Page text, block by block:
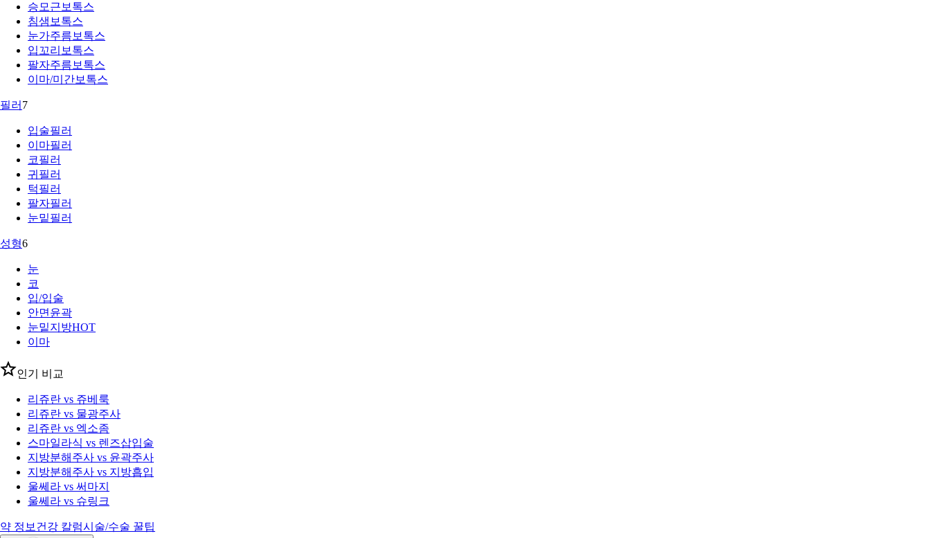
승모근보톡스
침샘보톡스
눈가주름보톡스
입꼬리보톡스
팔자주름보톡스
이마/미간보톡스
필러 7
입술필러
이마필러
코필러
귀필러
턱필러
팔자필러
눈밑필러
성형6
눈
코
입/입술
안면윤곽
눈밑지방HOT
이마
인기 비교
리쥬란 vs 쥬베룩
리쥬란 vs 물광주사
리쥬란 vs 엑소좀
스마일라식 vs 렌즈삽입술
지방분해주사 vs 윤곽주사
지방분해주사 vs 지방흡입
울쎄라 vs 써마지
울쎄라 vs 슈링크
약 정보 건강 칼럼시술/수술 꿀팁